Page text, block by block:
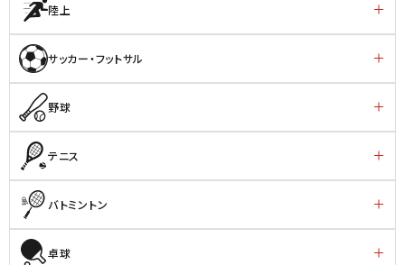
陸上
サッカー・フットサル
野球
テニス
バトミントン
卓球